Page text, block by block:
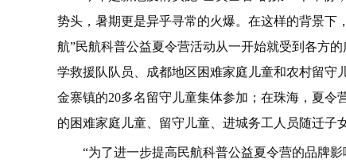
势头，暑期更是异乎寻常的火爆。在这样的背景下
航”民航科普公益夏令营活动从一开始就受到各方
学救援队队员、成都地区困难家庭儿童和农村留
金寨镇的20多名留守儿童集体参加；在珠海，夏
的困难家庭儿童、留守儿童、进城务工人员随迁
“为了进一步提高民航科普公益夏令营的品牌